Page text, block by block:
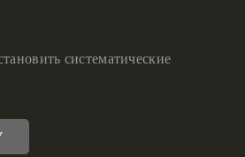
систематические